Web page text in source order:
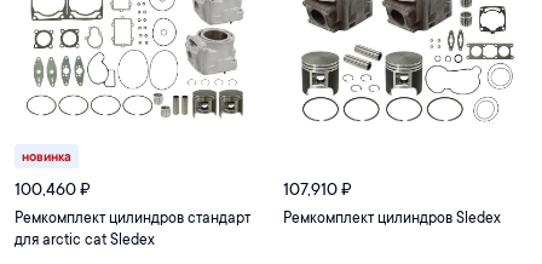
новинка
100,460₽
Ремкомплект цилиндров стандарт
для arctic cat Sledex
107,910₽
Ремкомплект цилиндров Sledex